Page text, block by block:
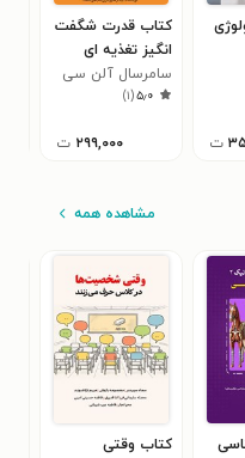
ت
کتاب قدرت شگفت
انگیز تغذیه ای
سلول های بنیادی
سامرسال آلن سی
۵٫۰(۱)
۲۹۹,۰۰۰ ت
مشاهده همه
کتاب وقتی